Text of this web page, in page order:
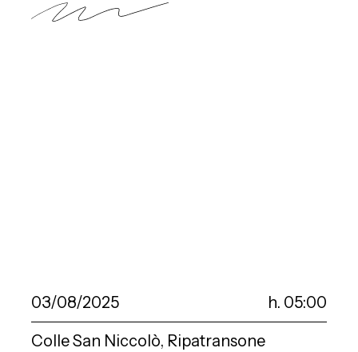
03/08/2025
h. 05:00
Colle San Niccolò, Ripatransone